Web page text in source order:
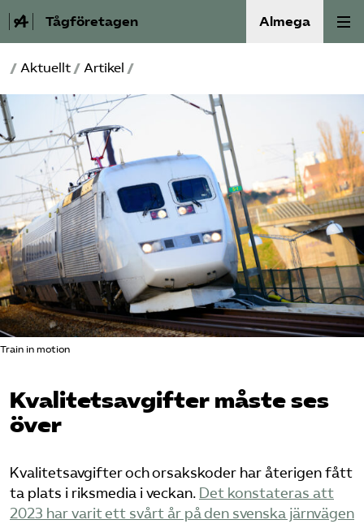
Tågföretagen Almega
Aktuellt
Reformagenda för järnvägen
Våra frågor
Aktiviteter
Om oss
Kontakt
Mina sidor (almega.se)
Bli medlem
Sök på tagforetagen.se
/ Aktuellt / Artikel /
Train in motion
Kvalitetsavgifter måste ses
över
Kvalitetsavgifter och orsakskoder har återigen fått
ta plats i riksmedia i veckan. Det konstateras att
2023 har varit ett svårt år på den svenska järnvägen